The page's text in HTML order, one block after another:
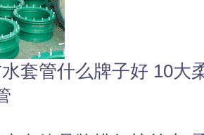
套管什么牌子好 10大